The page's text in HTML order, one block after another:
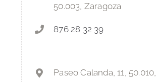
50.003, Zaragoza
876 28 32 39
Paseo Calanda, 11, 50.010,